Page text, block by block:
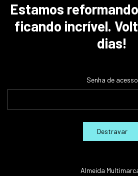
Estamos
ficando incrível.
dias!
Senha de acesso
Destravar
Almeida